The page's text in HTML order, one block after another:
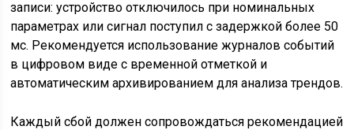
записи: устройство отключилось при номинальных
параметрах или сигнал поступил с задержкой более 50
мс. Рекомендуется использование журналов событий
в цифровом виде с временной отметкой и
автоматическим архивированием для анализа трендов.
Каждый сбой должен сопровождаться рекомендацией